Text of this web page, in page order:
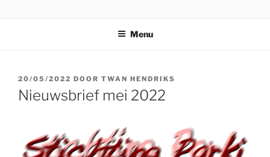
Menu
GEPLAATST
OP
20/05/2022 DOOR TWAN HENDRIKS
Nieuwsbrief mei 2022